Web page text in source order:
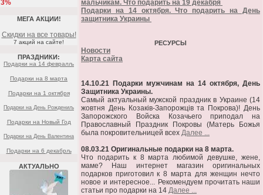
3%
МЕГА АКЦИИ!
Скидки на все товары!
7 акций на сайте!
ПРАЗДНИКИ:
Подарки на 14 февралљ
Подарки на 8 марта
Подарки на 1 октября
Подарки на День Рождениљ
Подарки на Новый Год
Подарки на День Валентина
Подарки на 6 декабрљ
АКТУАЛЬНО
мальчикам. Что подарить на 19 декабря
Подарки на 14 октября. Что подарить на День
защитника Украины
РЕСУРСЫ
Новости
Карта сайта
14.10.21 Подарки мужчинам на 14 октября, День
Защитника Украины.
Самый актуальный мужской праздник в Украине (14
жовтня День Козаків-Запорожців та Покрова)! День
Запорожского Войска Козачьего приподал на
Православный Праздник Покровы (Матерь Божья
была покровительницей всех Далее ...
08.03.21 Оригинальные подарки на 8 марта.
Что подарить к 8 марта любимой девушке, жене,
маме? Наш интернет магазин оригинальных
подарков приготовил к 8 марта для женщин нечто
новое и интересное... Рекомендуем прочитать наши
статьи про подарки на 14 Далее ...